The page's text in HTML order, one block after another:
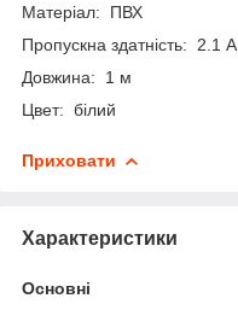
Матеріал: ПВХ
Пропускна здатність: 2.1 А
Довжина: 1 м
Цвет: білий
Приховати
Характеристики
Основні